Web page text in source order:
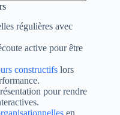
régulières avec
active pour être
constructifs lors
pour rendre
en